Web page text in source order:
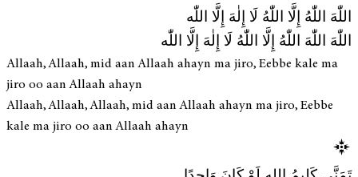
اللّٰهَ اللّٰهُ إِلَّا اللّٰهُ لَا إِلٰهَ إِلَّا اللّٰه
اللّٰهَ اللّٰهَ اللّٰهُ إِلَّا اللّٰهُ لَا إِلٰهَ إِلَّا اللّٰه
Allaah, Allaah, mid aan Allaah ahayn ma jiro, Eebbe kale ma
jiro oo aan Allaah ahayn
Allaah, Allaah, Allaah, mid aan Allaah ahayn ma jiro, Eebbe
kale ma jiro oo aan Allaah ahayn